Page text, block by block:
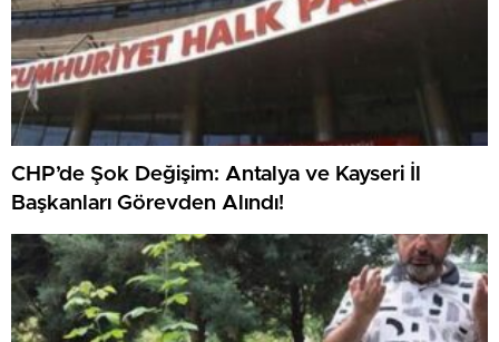
CHP’de Şok Değişim: Antalya ve Kayseri İl
Başkanları Görevden Alındı!